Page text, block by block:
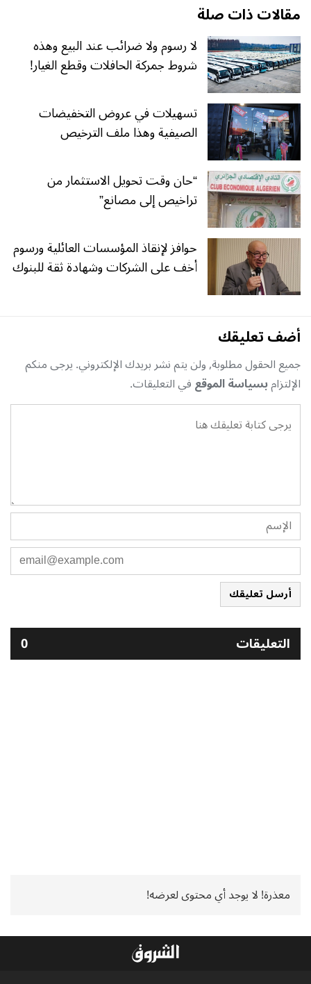
مقالات ذات صلة
لا رسوم ولا ضرائب عند البيع وهذه
شروط جمركة الحافلات وقطع الغيار!
تسهيلات في عروض التخفيضات
الصيفية وهذا ملف الترخيص
“حان وقت تحويل الاستثمار من
تراخيص إلى مصانع”
حوافز لإنقاذ المؤسسات العائلية ورسوم
أخف على الشركات وشهادة ثقة للبنوك
أضف تعليقك
جميع الحقول مطلوبة, ولن يتم نشر بريدك الإلكتروني. يرجى منكم
الإلتزامبسياسة الموقعفي التعليقات.
أرسل تعليقك
التعليقات 0
معذرة! لا يوجد أي محتوى لعرضه!